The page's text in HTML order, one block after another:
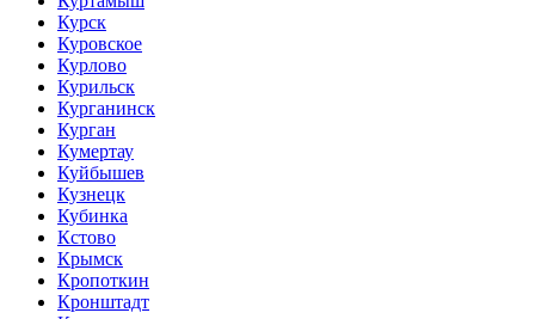
Курск
Куровское
Курлово
Курильск
Курганинск
Курган
Кумертау
Куйбышев
Кузнецк
Кубинка
Кстово
Крымск
Кропоткин
Кронштадт